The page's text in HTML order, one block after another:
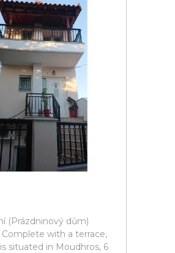
(Prázdninový dům)
Complete with a terrace,
situated in Moudhros, 6